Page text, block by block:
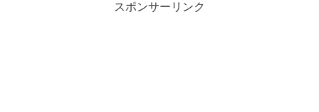
スポンサーリンク